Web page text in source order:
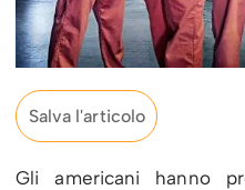
Salva l'articolo
Gli americani hanno